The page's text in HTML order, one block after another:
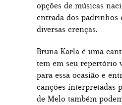
opções de músicas
entrada dos padrinhos
diversas crenças.
Bruna Karla é uma
tem em seu repertório
para essa ocasião e
canções interpretadas
de Melo também